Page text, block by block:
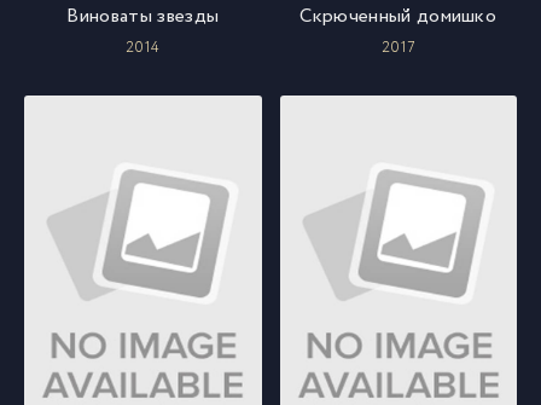
Виноваты звезды
2014
Скрюченный домишко
2017